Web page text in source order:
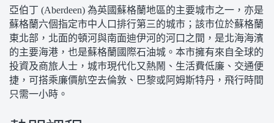
亞伯丁 (Aberdeen) 為英國蘇格蘭地區的主要城市之一，亦是
蘇格蘭六個指定市中人口排行第三的城市；該市位於蘇格蘭
東北部，北面的頓河與南面迪伊河的河口之間，是北海海濱
的主要海港，也是蘇格蘭國際石油城。本市擁有來自全球的
投資及商旅人士，城巿現代化又熱鬧、生活費低廉、交通便
捷，可搭乘廉價航空去倫敦、巴黎或阿姆斯特丹，飛行時間
只需一小時。